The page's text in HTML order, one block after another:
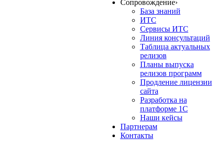
Сопровождение›
База знаний
ИТС
Сервисы ИТС
Линия консультаций
Таблица актуальных
релизов
Планы выпуска
релизов программ
Продление лицензии
сайта
Разработка на
платформе 1С
Наши кейсы
Партнерам
Контакты